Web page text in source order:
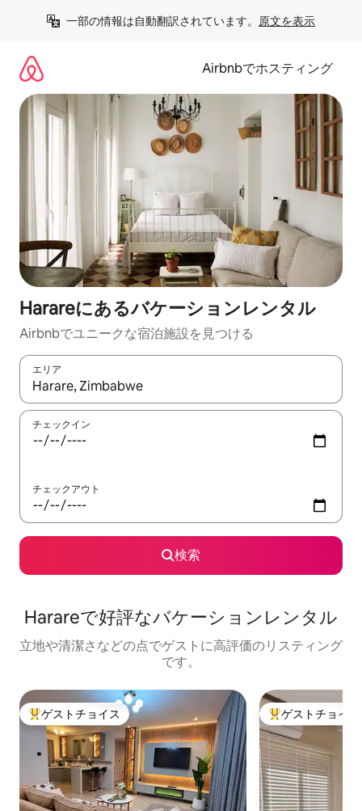
一部の情報は自動翻訳されています。 原文を表示
Airbnbでホスティング
Harareにあるバケーションレンタル
Airbnbでユニークな宿泊施設を見つける
エリア
検索結果が表示されたら、上下の矢印キーを使って移動するか
チェックイン
チェックアウト
検索
Harareで好評なバケーションレンタル
立地や清潔さなどの点でゲストに高評価のリスティング
です。
大好評のゲストチョイスです。
ゲストチョイス 大好評のゲスト
ゲストチョイス